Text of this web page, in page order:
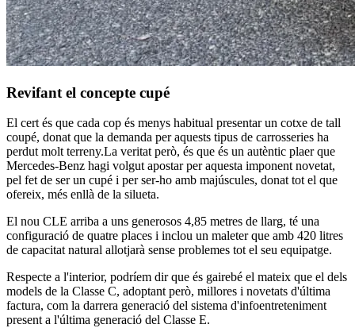
Revifant el concepte cupé
El cert és que cada cop és menys habitual presentar un cotxe de tall
coupé, donat que la demanda per aquests tipus de carrosseries ha
perdut molt terreny.La veritat però, és que és un autèntic plaer que
Mercedes-Benz hagi volgut apostar per aquesta imponent novetat,
pel fet de ser un cupé i per ser-ho amb majúscules, donat tot el que
ofereix, més enllà de la silueta.
El nou CLE arriba a uns generosos 4,85 metres de llarg, té una
configuració de quatre places i inclou un maleter que amb 420 litres
de capacitat natural allotjarà sense problemes tot el seu equipatge.
Respecte a l'interior, podríem dir que és gairebé el mateix que el dels
models de la Classe C, adoptant però, millores i novetats d'última
factura, com la darrera generació del sistema d'infoentreteniment
present a l'última generació del Classe E.